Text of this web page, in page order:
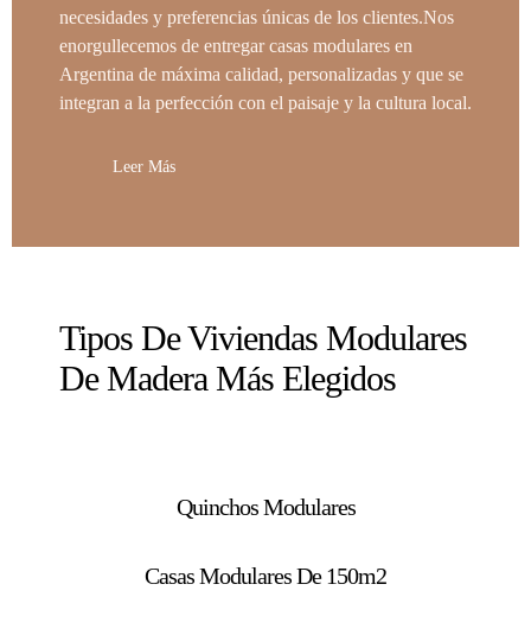
necesidades y preferencias únicas de los clientes.Nos
enorgullecemos de entregar casas modulares en
Argentina de máxima calidad, personalizadas y que se
integran a la perfección con el paisaje y la cultura local.
Leer Más
Tipos De Viviendas Modulares
De Madera Más Elegidos
Quinchos Modulares
Casas Modulares De 150m2